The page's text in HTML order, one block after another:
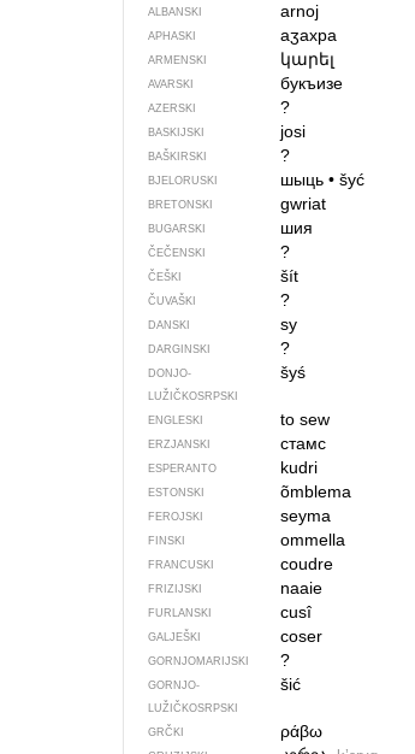
ALBANSKI arnoj
APHASKI аӡахра
ARMENSKI կարել
AVARSKI букъизе
AZERSKI ?
BASKIJSKI josi
BAŠKIRSKI ?
BJELORUSKI шыць •šyć
BRETONSKI gwriat
BUGARSKI шия
ČEČENSKI ?
ČEŠKI šít
ČUVAŠKI ?
DANSKI sy
DARGINSKI ?
DONJO­
LUŽIČKOSRPSKI
šyś
ENGLESKI to sew
ERZJANSKI стамс
ESPERANTO kudri
ESTONSKI õmblema
FEROJSKI seyma
FINSKI ommella
FRANCUSKI coudre
FRIZIJSKI naaie
FURLANSKI cusî
GALJEŠKI coser
GORNJOMARIJSKI ?
GORNJO­
LUŽIČKOSRPSKI
šić
GRČKI ράβω